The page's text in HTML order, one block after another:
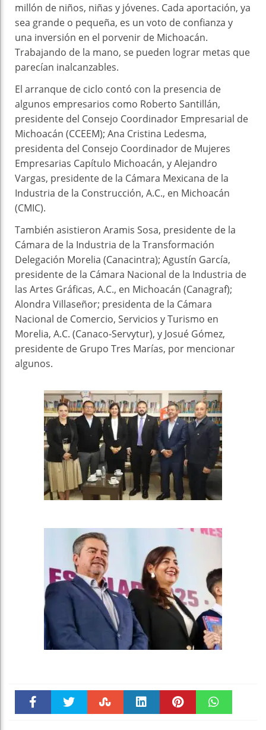
millón de niños, niñas y jóvenes. Cada aportación, ya
sea grande o pequeña, es un voto de confianza y
una inversión en el porvenir de Michoacán.
Trabajando de la mano, se pueden lograr metas que
parecían inalcanzables.
El arranque de ciclo contó con la presencia de
algunos empresarios como Roberto Santillán,
presidente del Consejo Coordinador Empresarial de
Michoacán (CCEEM); Ana Cristina Ledesma,
presidenta del Consejo Coordinador de Mujeres
Empresarias Capítulo Michoacán, y Alejandro
Vargas, presidente de la Cámara Mexicana de la
Industria de la Construcción, A.C., en Michoacán
(CMIC).
También asistieron Aramis Sosa, presidente de la
Cámara de la Industria de la Transformación
Delegación Morelia (Canacintra); Agustín García,
presidente de la Cámara Nacional de la Industria de
las Artes Gráficas, A.C., en Michoacán (Canagraf);
Alondra Villaseñor; presidenta de la Cámara
Nacional de Comercio, Servicios y Turismo en
Morelia, A.C. (Canaco-Servytur), y Josué Gómez,
presidente de Grupo Tres Marías, por mencionar
algunos.